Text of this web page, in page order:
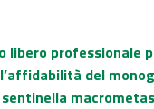
professionale
del